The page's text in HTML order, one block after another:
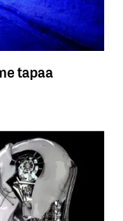
tapaa